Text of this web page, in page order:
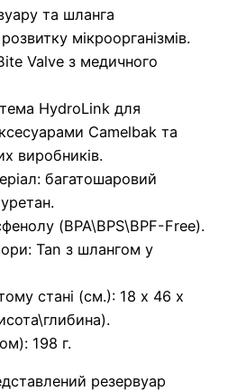
та шланга
мікроорганізмів.
Valve з медичного
HydroLink для
Camelbak та
виробників.
багатошаровий
(BPA\BPS\BPF-Free).
Tan з шлангом у
стані (см.): 18 х 46 х
198 г.
резервуар